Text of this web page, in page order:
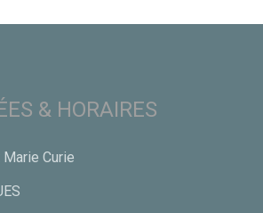
& HORAIRES
Curie